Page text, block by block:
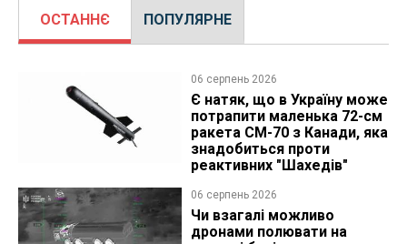
ОСТАННЄ ПОПУЛЯРНЕ
06 серпень 2026
Є натяк, що в Україну може
потрапити маленька 72-см
ракета CM-70 з Канади, яка
знадобиться проти
реактивних "Шахедів"
06 серпень 2026
Чи взагалі можливо
дронами полювати на